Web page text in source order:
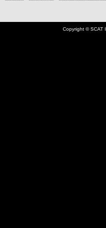
Copyright © SCAT